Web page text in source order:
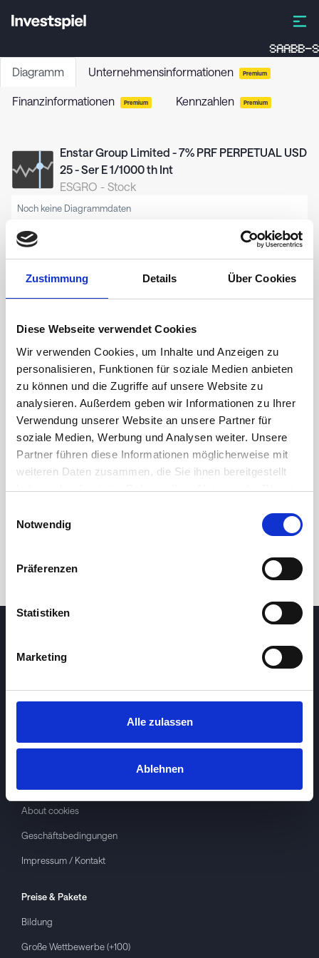
Zustimmung Details Über Cookies
Diese Webseite verwendet Cookies
Wir verwenden Cookies, um Inhalte und Anzeigen zu
personalisieren, Funktionen für soziale Medien anbieten
zu können und die Zugriffe auf unsere Website zu
analysieren. Außerdem geben wir Informationen zu Ihrer
Verwendung unserer Website an unsere Partner für
soziale Medien, Werbung und Analysen weiter. Unsere
Partner führen diese Informationen möglicherweise mit
weiteren Daten zusammen, die Sie ihnen bereitgestellt
haben oder die sie im Rahmen Ihrer Nutzung der Dienste
Notwendig
Präferenzen
Statistiken
Marketing
Alle zulassen
Ablehnen
SAABB-S
Diagramm Unternehmensinformationen Premium
Finanzinformationen Premium Kennzahlen Premium
Enstar Group Limited - 7% PRF PERPETUAL USD
25 - Ser E 1/1000 th Int
ESGRO - Stock
Noch keine Diagrammdaten
24 Std. 7T 1M 3M 1J 5J
About cookies
Geschäftsbedingungen
Impressum / Kontakt
Preise & Pakete
Bildung
Große Wettbewerbe (+100)